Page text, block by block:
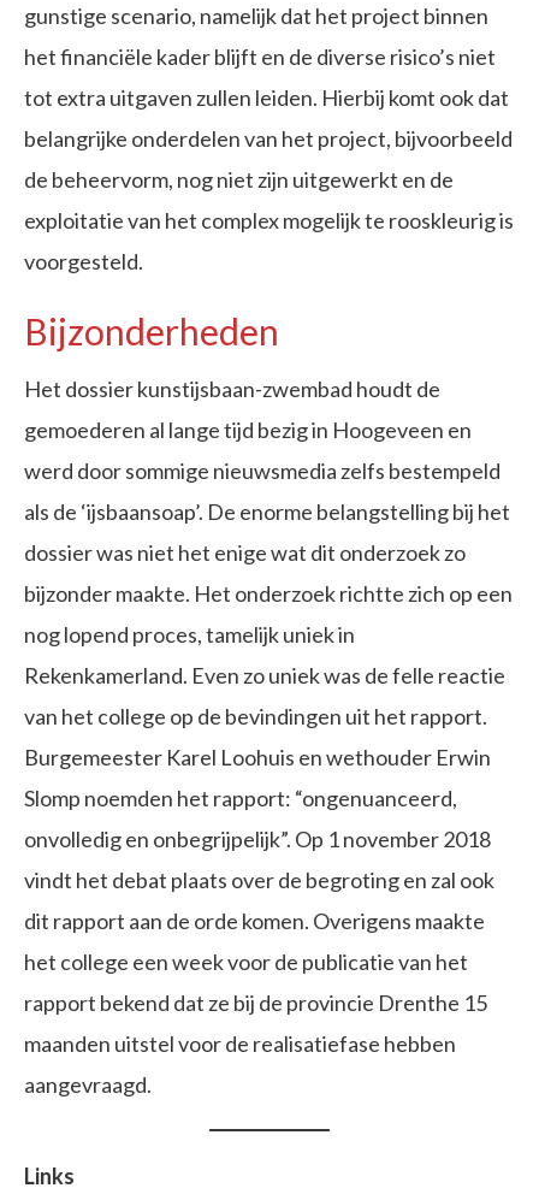
gunstige scenario, namelijk dat het project binnen
het financiële kader blijft en de diverse risico’s niet
tot extra uitgaven zullen leiden. Hierbij komt ook dat
belangrijke onderdelen van het project, bijvoorbeeld
de beheervorm, nog niet zijn uitgewerkt en de
exploitatie van het complex mogelijk te rooskleurig is
voorgesteld.
Bijzonderheden
Het dossier kunstijsbaan-zwembad houdt de
gemoederen al lange tijd bezig in Hoogeveen en
werd door sommige nieuwsmedia zelfs bestempeld
als de ‘ijsbaansoap’. De enorme belangstelling bij het
dossier was niet het enige wat dit onderzoek zo
bijzonder maakte. Het onderzoek richtte zich op een
nog lopend proces, tamelijk uniek in
Rekenkamerland. Even zo uniek was de felle reactie
van het college op de bevindingen uit het rapport.
Burgemeester Karel Loohuis en wethouder Erwin
Slomp noemden het rapport: “ongenuanceerd,
onvolledig en onbegrijpelijk”. Op 1 november 2018
vindt het debat plaats over de begroting en zal ook
dit rapport aan de orde komen. Overigens maakte
het college een week voor de publicatie van het
rapport bekend dat ze bij de provincie Drenthe 15
maanden uitstel voor de realisatiefase hebben
aangevraagd.
Links